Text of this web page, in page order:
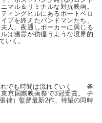
マル＆リミナルな対抗映画。
ィングヒルにあるポートベロ
ブを終えたバンドマンたち、
人、夜通しポーカーに興じる
は幽霊が彷徨うような境界的
いく。
れでも時間は流れていく—— 釜
京国際映画祭で3冠受賞。 チ
律）監督最新2作、待望の同時